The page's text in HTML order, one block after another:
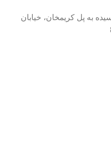
به پل کریمخان، خیابان